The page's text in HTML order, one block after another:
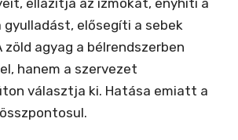
elősegíti a sebek
zöld agyag a bélrendszerben
hanem a szervezet
választja ki. Hatása emiatt a